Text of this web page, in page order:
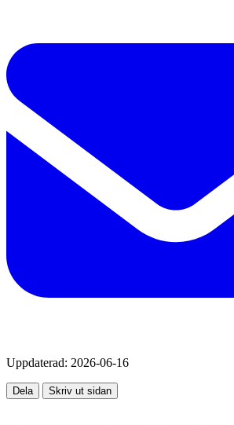
Uppdaterad: 2026-06-16
Dela Skriv ut sidan